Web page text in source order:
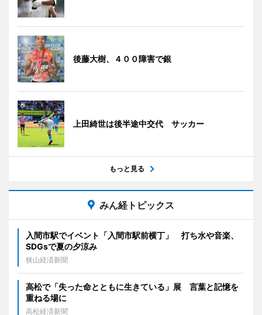
後藤大樹、４００障害で銀
上田綺世は後半途中交代 サッカー
もっと見る
みん経トピックス
入間市駅でイベント「入間市駅前横丁」 打ち水や音楽、
SDGsで夏の夕涼み
狭山経済新聞
高松で「失った命とともに生きている」展 言葉と記憶を
重ねる場に
高松経済新聞